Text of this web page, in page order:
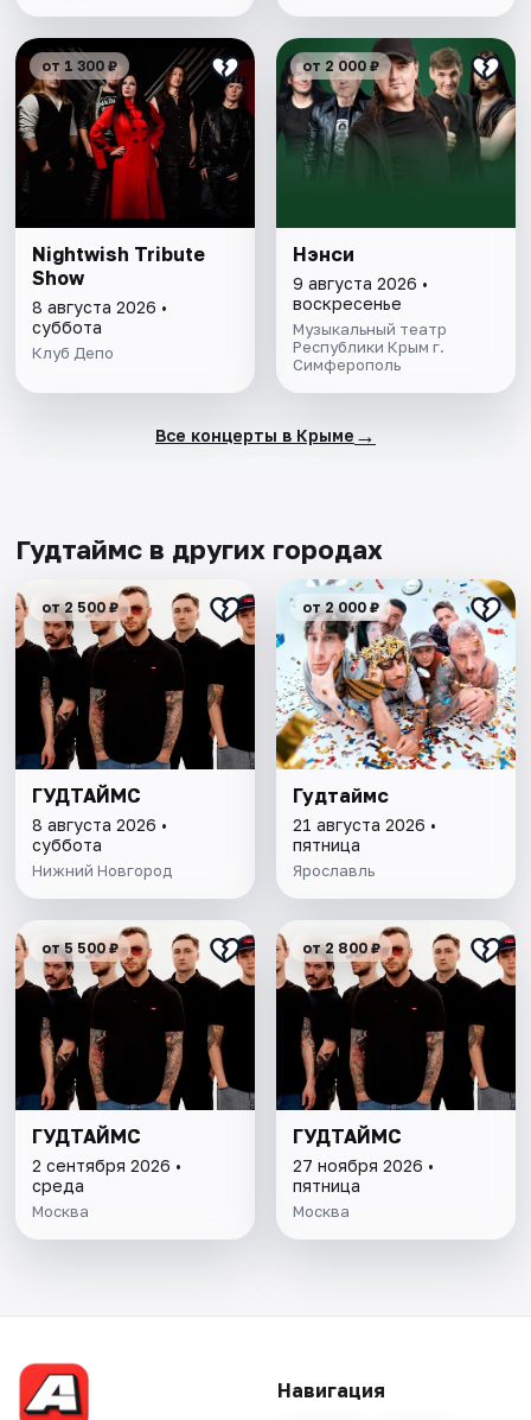
от 1 300 ₽
Nightwish Tribute
Show
8 августа 2026 •
суббота
Клуб Депо
от 2 000 ₽
Нэнси
9 августа 2026 •
воскресенье
Музыкальный театр
Республики Крым г.
Симферополь
Все концерты в Крыме →
Гудтаймс в других городах
от 2 500 ₽
ГУДТАЙМС
8 августа 2026 •
суббота
Нижний Новгород
от 2 000 ₽
Гудтаймс
21 августа 2026 •
пятница
Ярославль
от 5 500 ₽
ГУДТАЙМС
2 сентября 2026 •
среда
Москва
от 2 800 ₽
ГУДТАЙМС
27 ноября 2026 •
пятница
Москва
Навигация